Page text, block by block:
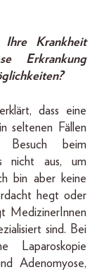
Krankheit
Erkrankung
dass eine
seltenen Fällen
Besuch beim
nicht aus, um
bin aber keine
hegt oder
MedizinerInnen
sind. Bei
Adenomyose,